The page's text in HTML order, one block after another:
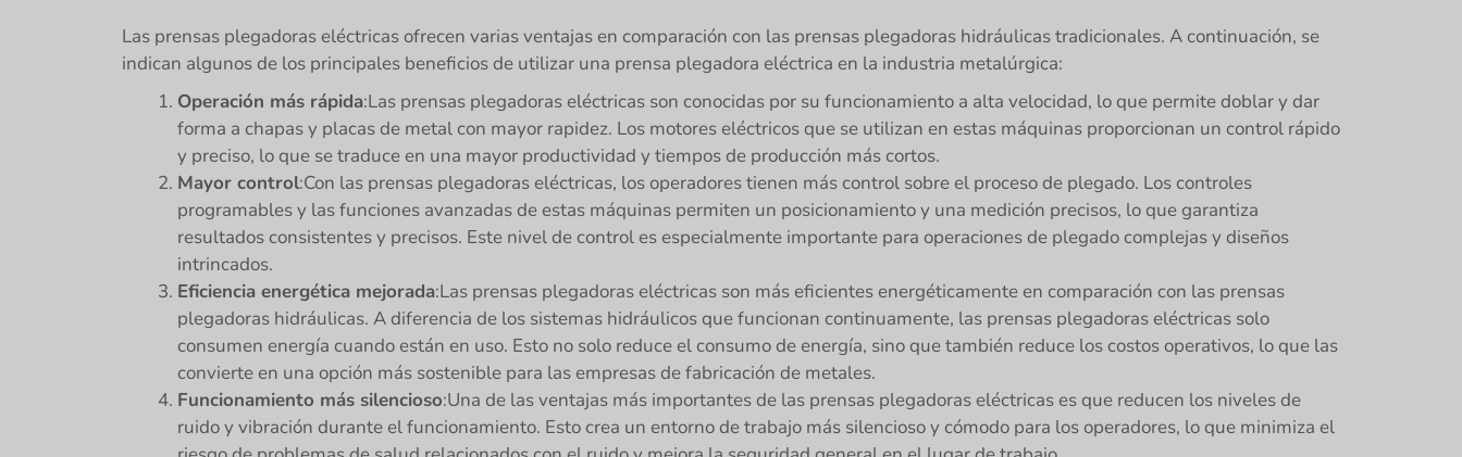
Las prensas plegadoras eléctricas ofrecen varias ventajas en comparación con las prensas plegadoras hidráulicas tradicionales. A continuación, se
indican algunos de los principales beneficios de utilizar una prensa plegadora eléctrica en la industria metalúrgica:
Operación más rápida:Las prensas plegadoras eléctricas son conocidas por su funcionamiento a alta velocidad, lo que permite doblar y dar
forma a chapas y placas de metal con mayor rapidez. Los motores eléctricos que se utilizan en estas máquinas proporcionan un control rápido
y preciso, lo que se traduce en una mayor productividad y tiempos de producción más cortos.
Mayor control:Con las prensas plegadoras eléctricas, los operadores tienen más control sobre el proceso de plegado. Los controles
programables y las funciones avanzadas de estas máquinas permiten un posicionamiento y una medición precisos, lo que garantiza
resultados consistentes y precisos. Este nivel de control es especialmente importante para operaciones de plegado complejas y diseños
intrincados.
Eficiencia energética mejorada:Las prensas plegadoras eléctricas son más eficientes energéticamente en comparación con las prensas
plegadoras hidráulicas. A diferencia de los sistemas hidráulicos que funcionan continuamente, las prensas plegadoras eléctricas solo
consumen energía cuando están en uso. Esto no solo reduce el consumo de energía, sino que también reduce los costos operativos, lo que las
convierte en una opción más sostenible para las empresas de fabricación de metales.
Funcionamiento más silencioso:Una de las ventajas más importantes de las prensas plegadoras eléctricas es que reducen los niveles de
ruido y vibración durante el funcionamiento. Esto crea un entorno de trabajo más silencioso y cómodo para los operadores, lo que minimiza el